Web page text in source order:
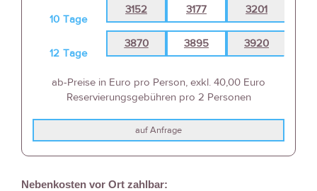
10 Tage
3152 3177 3201
12 Tage
3870 3895 3920
ab-Preise in Euro pro Person, exkl. 40,00 Euro
Reservierungsgebühren pro 2 Personen
auf Anfrage
Nebenkosten vor Ort zahlbar: